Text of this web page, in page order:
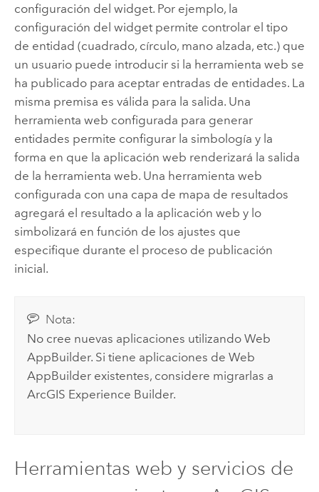
configuración del widget. Por ejemplo, la
configuración del widget permite controlar el tipo
de entidad (cuadrado, círculo, mano alzada, etc.) que
un usuario puede introducir si la herramienta web se
ha publicado para aceptar entradas de entidades. La
misma premisa es válida para la salida. Una
herramienta web configurada para generar
entidades permite configurar la simbología y la
forma en que la aplicación web renderizará la salida
de la herramienta web. Una herramienta web
configurada con una capa de mapa de resultados
agregará el resultado a la aplicación web y lo
simbolizará en función de los ajustes que
especifique durante el proceso de publicación
inicial.
Nota:
No cree nuevas aplicaciones utilizandoWeb
AppBuilder. Si tiene aplicaciones deWeb
AppBuilder existentes, considere migrarlas a
ArcGIS Experience Builder.
Herramientas web y servicios de